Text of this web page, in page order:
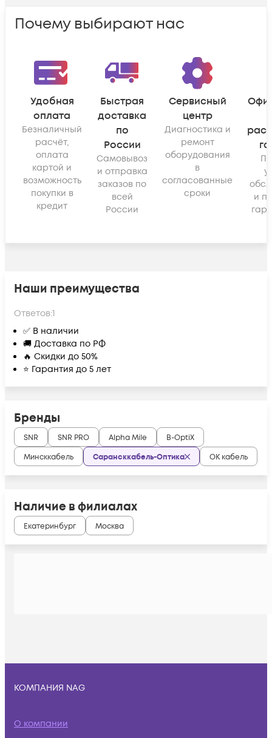
Почему выбирают нас
Удобная
оплата
Безналичный
расчёт,
оплата
картой и
возможность
покупки в
кредит
Быстрая
доставка
по
России
Самовывоз
и отправка
заказов по
всей
России
Сервисный
центр
Диагностика и
ремонт
оборудования
в
согласованные
сроки
и
Наши преимущества
Ответов:1
✅ В наличии
🚚 Доставка по РФ
🔥 Скидки до 50%
⭐ Гарантия до 5 лет
Бренды
SNR SNR PRO Alpha Mile
B-OptiX
Минсккабель
Сарансккабель-Оптика ОК кабель
Наличие в филиалах
Екатеринбург Москва
КОМПАНИЯ NAG
О компании